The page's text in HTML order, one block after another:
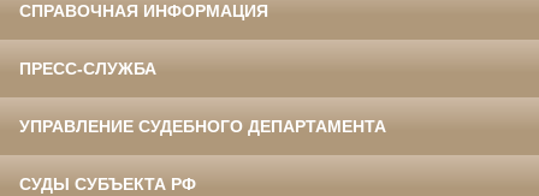
СПРАВОЧНАЯ ИНФОРМАЦИЯ
ПРЕСС-СЛУЖБА
УПРАВЛЕНИЕ СУДЕБНОГО ДЕПАРТАМЕНТА
СУДЫ СУБЪЕКТА РФ